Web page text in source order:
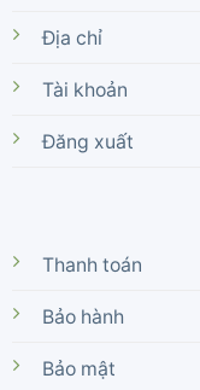
Địa chỉ
Tài khoản
Đăng xuất
Thanh toán
Bảo hành
Bảo mật